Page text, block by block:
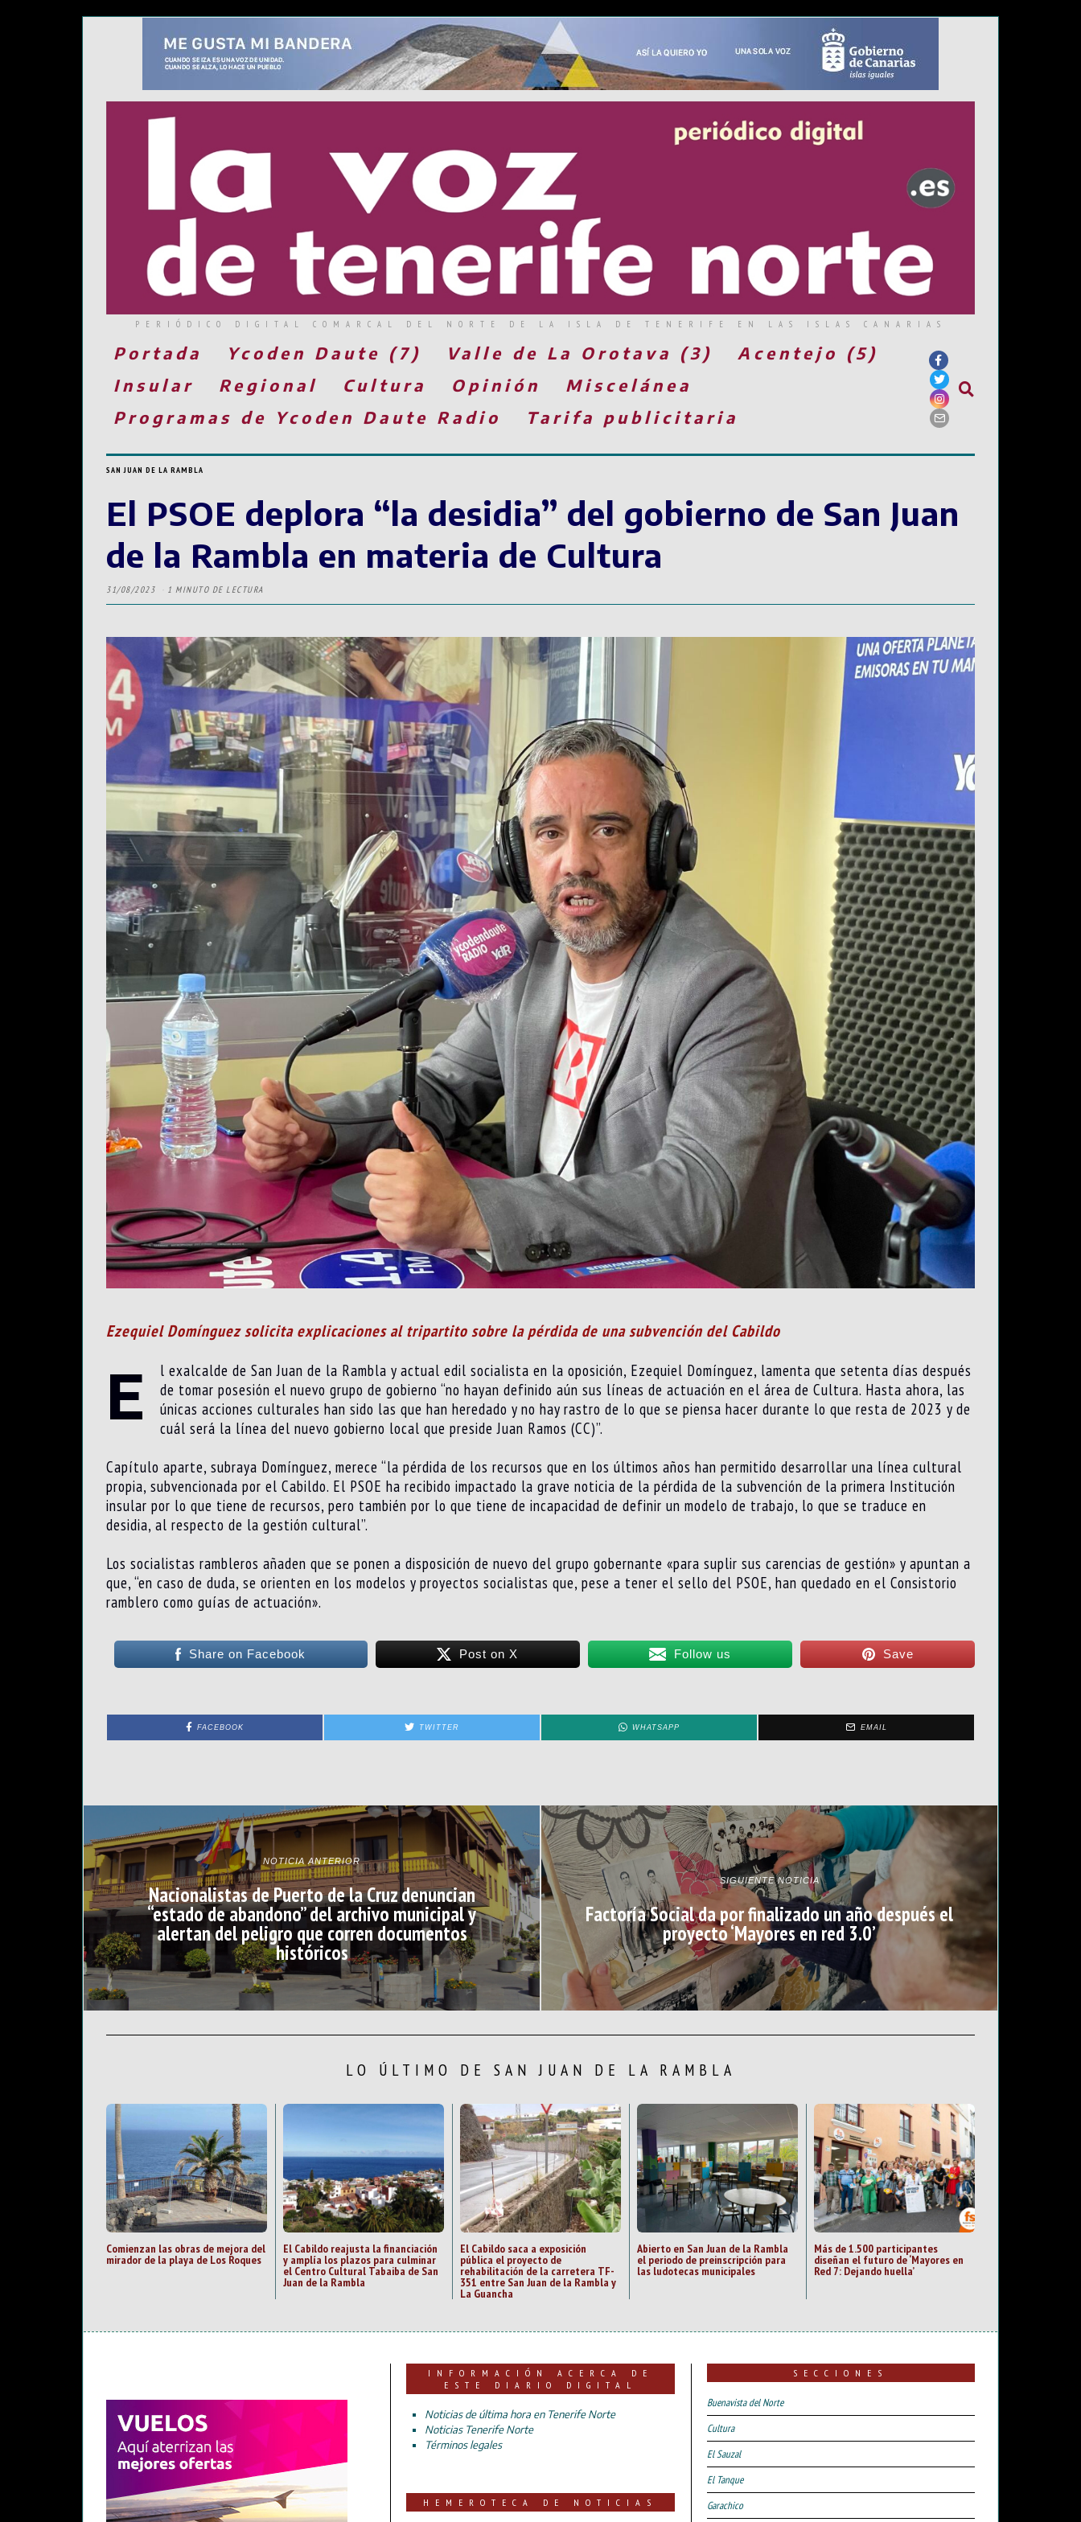
PERIÓDICO DIGITAL COMARCAL DEL NORTE DE LA ISLA DE TENERIFE EN LAS ISLAS CANARIAS
Portada Ycoden Daute (7) Valle de La Orotava (3)
Acentejo (5)
Insular
Regional Cultura Opinión
Miscelánea
Programas de Ycoden Daute Radio
Tarifa publicitaria
SAN JUAN DE LA RAMBLA
El PSOE deplora “la desidia” del gobierno de San Juan
de la Rambla en materia de Cultura
31/08/2023 1 MINUTO DE LECTURA
Ezequiel Domínguez solicita explicaciones al tripartito sobre la pérdida de una subvención del Cabildo
E
l exalcalde de San Juan de la Rambla y actual edil socialista en la oposición, Ezequiel Domínguez, lamenta que setenta días después
de tomar posesión el nuevo grupo de gobierno “no hayan definido aún sus líneas de actuación en el área de Cultura. Hasta ahora, las
únicas acciones culturales han sido las que han heredado y no hay rastro de lo que se piensa hacer durante lo que resta de 2023 y de
cuál será la línea del nuevo gobierno local que preside Juan Ramos (CC)”.
Capítulo aparte, subraya Domínguez, merece “la pérdida de los recursos que en los últimos años han permitido desarrollar una línea cultural
propia, subvencionada por el Cabildo. El PSOE ha recibido impactado la grave noticia de la pérdida de la subvención de la primera Institución
insular por lo que tiene de recursos, pero también por lo que tiene de incapacidad de definir un modelo de trabajo, lo que se traduce en
desidia, al respecto de la gestión cultural”.
Los socialistas rambleros añaden que se ponen a disposición de nuevo del grupo gobernante «para suplir sus carencias de gestión» y apuntan a
que, “en caso de duda, se orienten en los modelos y proyectos socialistas que, pese a tener el sello del PSOE, han quedado en el Consistorio
ramblero como guías de actuación».
Share on Facebook Post on X Follow us Save
FACEBOOK TWITTER WHATSAPP EMAIL
NOTICIA ANTERIOR
Nacionalistas de Puerto de la Cruz denuncian
“estado de abandono” del archivo municipal y
alertan del peligro que corren documentos
históricos
SIGUIENTE NOTICIA
Factoría Social da por finalizado un año después el
proyecto ‘Mayores en red 3.0’
LO ÚLTIMO DE SAN JUAN DE LA RAMBLA
Comienzan las obras de mejora del
mirador de la playa de Los Roques
El Cabildo reajusta la financiación
y amplía los plazos para culminar
el Centro Cultural Tabaiba de San
Juan de la Rambla
El Cabildo saca a exposición
pública el proyecto de
rehabilitación de la carretera TF-
351 entre San Juan de la Rambla y
La Guancha
Abierto en San Juan de la Rambla
el periodo de preinscripción para
las ludotecas municipales
Más de 1.500 participantes
diseñan el futuro de ‘Mayores en
Red 7: Dejando huella’
INFORMACIÓN ACERCA DE
ESTE DIARIO DIGITAL
Noticias de última hora en Tenerife Norte
Noticias Tenerife Norte
Términos legales
HEMEROTECA DE NOTICIAS
SECCIONES
Buenavista del Norte
Cultura
El Sauzal
El Tanque
Garachico